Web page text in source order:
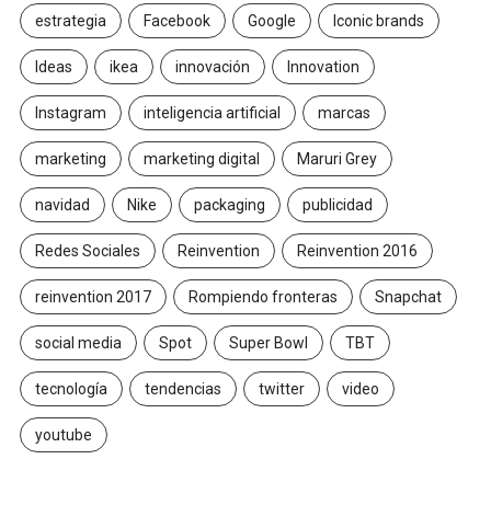
estrategia Facebook Google Iconic brands
Ideas ikea innovación Innovation
Instagram inteligencia artificial marcas
marketing marketing digital Maruri Grey
navidad Nike packaging publicidad
Redes Sociales Reinvention Reinvention 2016
reinvention 2017 Rompiendo fronteras Snapchat
social media Spot Super Bowl TBT
tecnología tendencias twitter video
youtube